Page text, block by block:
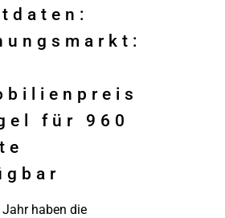
für 960
Jahr haben die